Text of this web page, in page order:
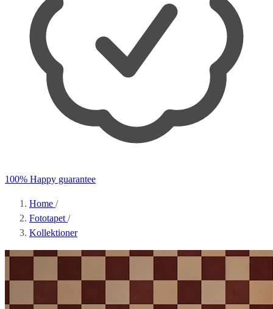
100% Happy guarantee
Home /
Fototapet /
Kollektioner